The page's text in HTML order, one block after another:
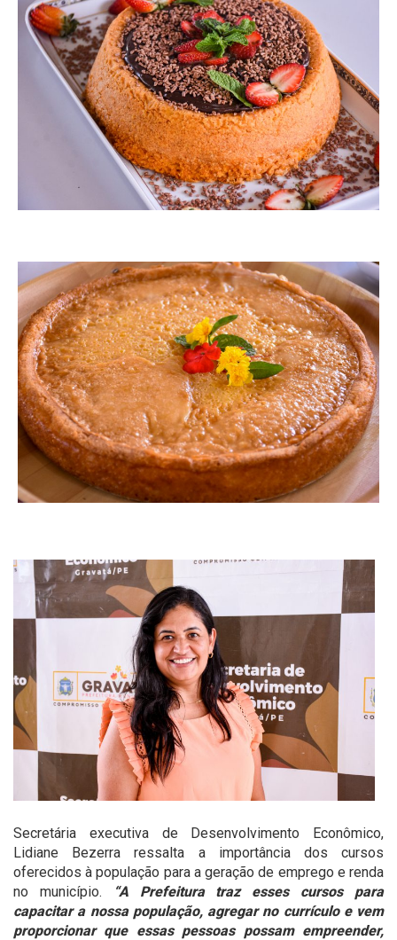
Secretária executiva de Desenvolvimento Econômico,
Lidiane Bezerra ressalta a importância dos cursos
oferecidos à população para a geração de emprego e renda
no município.
“A Prefeitura traz esses cursos para
capacitar a nossa população, agregar no currículo e vem
proporcionar que essas pessoas possam empreender,